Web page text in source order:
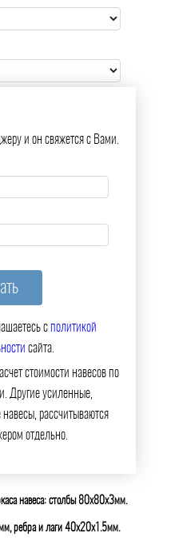
и он свяжется с Вами.
сполитикой
сайта.
стоимости навесов по
Другие усиленные,
рассчитываются
отдельно.
навеса: столбы 80х80х3мм.
ребра и лаги 40х20х1.5мм.